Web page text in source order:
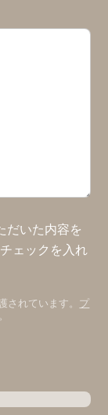
だいた内容を
ェックを入れ
されています。 プ